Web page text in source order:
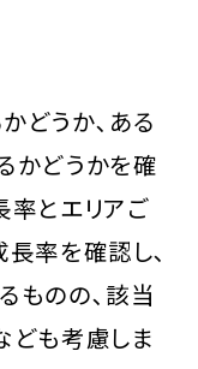
どうか､ある
かどうかを確
とエリアご
長率を確認し､
ものの､該当
ども考慮しま